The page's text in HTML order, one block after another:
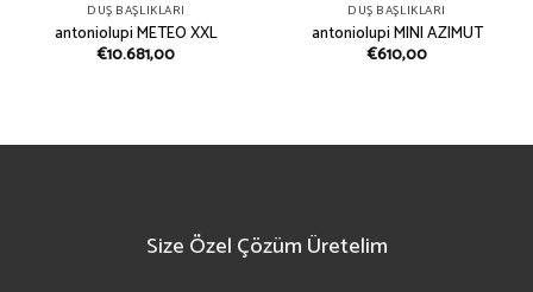
DUŞ BAŞLIKLARI
antoniolupi METEO XXL
€10.681,00
DUŞ BAŞLIKLARI
antoniolupi MINI AZIMUT
€610,00
Size Özel Çözüm Üretelim